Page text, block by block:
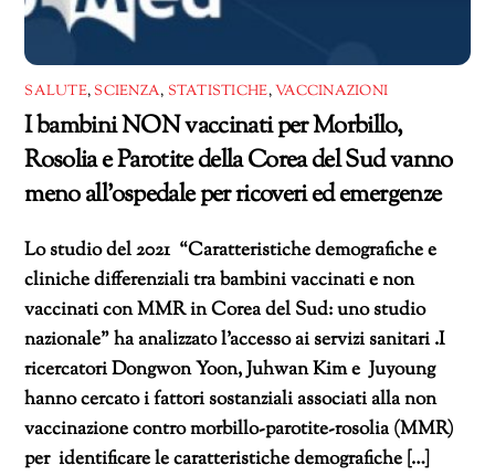
SALUTE,SCIENZA, STATISTICHE,VACCINAZIONI
I bambini NON vaccinati per Morbillo,
Rosolia e Parotite della Corea del Sud vanno
meno all’ospedale per ricoveri ed emergenze
Lo studio del 2021 “Caratteristiche demografiche e
cliniche differenziali tra bambini vaccinati e non
vaccinati con MMR in Corea del Sud: uno studio
nazionale” ha analizzato l’accesso ai servizi sanitari .I
ricercatori Dongwon Yoon, Juhwan Kim e Juyoung
hanno cercato i fattori sostanziali associati alla non
vaccinazione contro morbillo-parotite-rosolia (MMR)
per identificare le caratteristiche demografiche […]